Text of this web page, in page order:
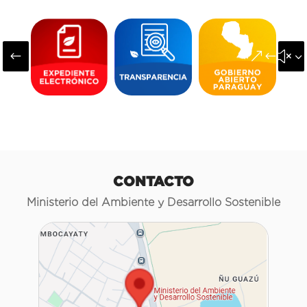
#
CONTACTO
Ministerio del Ambiente y Desarrollo Sostenible